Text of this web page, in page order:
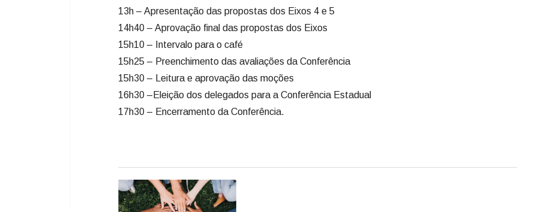
13h – Apresentação das propostas dos Eixos 4 e 5
14h40 – Aprovação final das propostas dos Eixos
15h10 – Intervalo para o café
15h25 – Preenchimento das avaliações da Conferência
15h30 – Leitura e aprovação das moções
16h30 –Eleição dos delegados para a Conferência Estadual
17h30 – Encerramento da Conferência.